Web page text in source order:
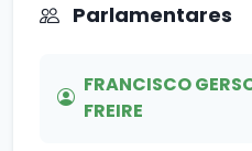
Parlamentares
FRANCISCO
FREIRE